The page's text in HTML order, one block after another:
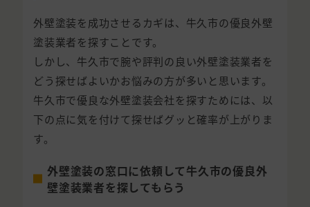
外壁塗装を成功させるカギは、牛久市の優良外壁
塗装業者を探すことです。
しかし、牛久市で腕や評判の良い外壁塗装業者を
どう探せばよいかお悩みの方が多いと思います。
牛久市で優良な外壁塗装会社を探すためには、以
下の点に気を付けて探せばグッと確率が上がりま
す。
外壁塗装の窓口に依頼して牛久市の優良外
壁塗装業者を探してもらう